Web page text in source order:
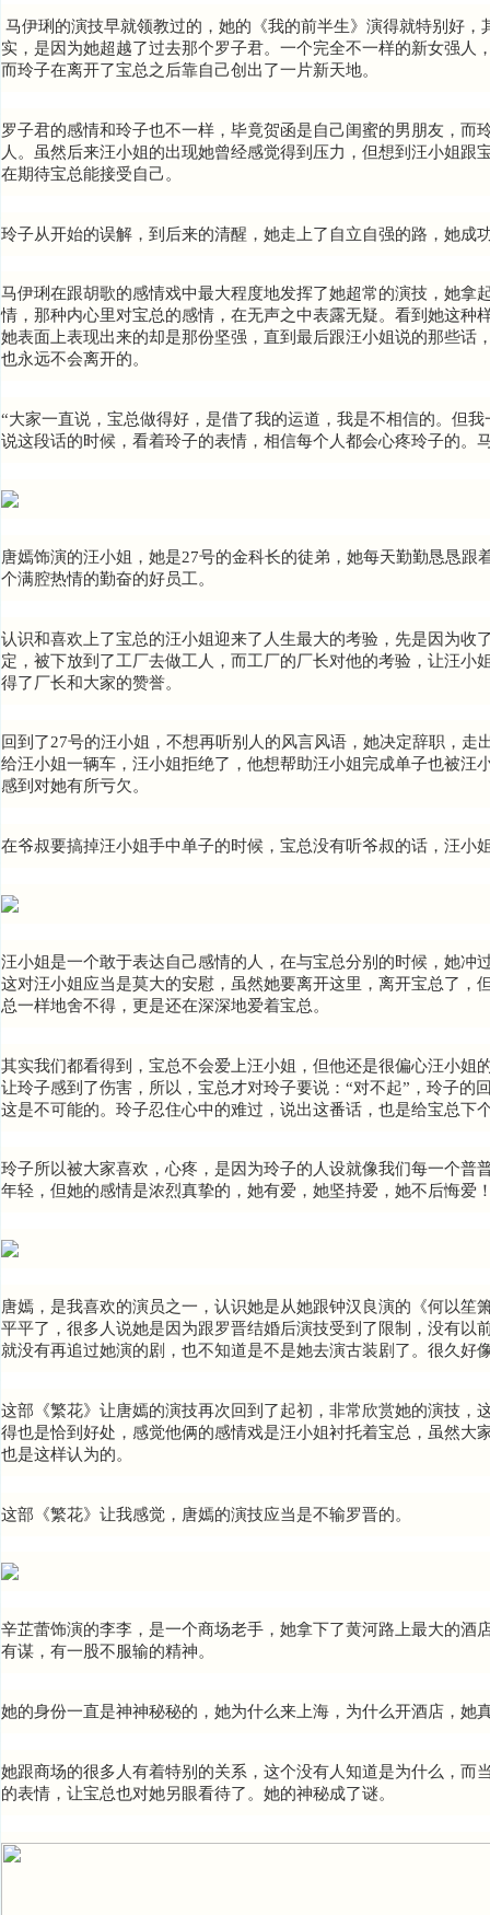
马伊琍的演技早就领教过的，她的《我的前半生》演得就特别好
实，是因为她超越了过去那个罗子君。一个完全不一样的新女强人
而玲子在离开了宝总之后靠自己创出了一片新天地。
罗子君的感情和玲子也不一样，毕竟贺函是自己闺蜜的男朋友，而
人。虽然后来汪小姐的出现她曾经感觉得到压力，但想到汪小姐跟
在期待宝总能接受自己。
玲子从开始的误解，到后来的清醒，她走上了自立自强的路， 她成
马伊琍在跟胡歌的感情戏中最大程度地发挥了她超常的演技，她拿
情，那种内心里对宝总的感情，在无声之中表露无疑。看到她这种
她表面上表现出来的却是那份坚强，直到最后跟汪小姐说的那些话
也永远不会离开的。
“大家一直说，宝总做得好，是借了我的运道，我是不相信的。但我
说这段话的时候，看着玲子的表情，相信每个人都会心疼玲子的。
唐嫣饰演的汪小姐，她是27号的金科长的徒弟，她每天勤勤恳恳跟
个满腔热情的勤奋的好员工。
认识和喜欢上了宝总的汪小姐迎来了人生最大的考验，先是因为收
定，被下放到了工厂去做工人，而工厂的厂长对他的考验，让汪小
得了厂长和大家的赞誉。
回到了27号的汪小姐，不想再听别人的风言风语，她决定辞职，走
给汪小姐一辆车，汪小姐拒绝了，他想帮助汪小姐完成单子也被汪
感到对她有所亏欠。
在爷叔要搞掉汪小姐手中单子的时候，宝总没有听爷叔的话，汪小
汪小姐是一个敢于表达自己感情的人，在与宝总分别的时候，她冲
这对汪小姐应当是莫大的安慰，虽然她要离开这里，离开宝总了，
总一样地舍不得，更是还在深深地爱着宝总。
其实我们都看得到，宝总不会爱上汪小姐，但他还是很偏心汪小姐
让玲子感到了伤害，所以，宝总才对玲子要说 ：“对不起”，玲子的
这是不可能的。 玲子忍住心中的难过，说出这番话，也是给宝总下
玲子所以被大家喜欢，心疼，是因为玲子的人设就像我们每一个普
年轻，但她的感情是浓烈真挚的，她有爱，她坚持爱，她不后悔爱
唐嫣，是我喜欢的演员之一，认识她是从她跟钟汉良演的《何以笙
平平了，很多人说她是因为跟罗晋结婚后演技受到了限制，没有以
就没有再追过她演的剧，也不知道是不是她去演古装剧了。很久好
这部《繁花》让唐嫣的演技再次回到了起初，非常欣赏她的演技，
得也是恰到好处，感觉他俩的感情戏是汪小姐衬托着宝总，虽然大
也是这样认为的。
这部《繁花》让我感觉，唐嫣的演技应当是不输罗晋的。
辛芷蕾饰演的李李，是一个商场老手，她拿下了黄河路上最大的酒
有谋，有一股不服输的精神。
她的身份一直是神神秘秘的，她为什么来上海，为什么开酒店，她
她跟商场的很多人有着特别的关系，这个没有人知道是为什么，而
的表情，让宝总也对她另眼看待了。她的神秘成了谜。